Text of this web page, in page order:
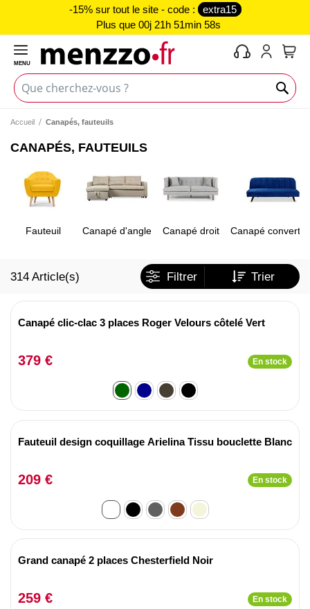
-15% sur tout le site - code :
extra15
Plus que 00j 21h 51min 57s
MENU
Accueil Canapés, fauteuils
CANAPÉS, FAUTEUILS
Fauteuil Canapé d'angle Canapé droit Canapé
314 Article(s) Filtrer Trier
Canapé clic-clac 3 places Roger Velours côtelé Vert
379 € En stock
Fauteuil design coquillage Arielina Tissu bouclette Blanc
209 € En stock
Grand canapé 2 places Chesterfield Noir
259 € En stock